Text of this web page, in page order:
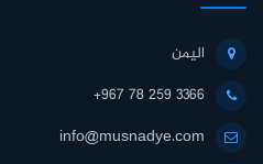
اليمن
+967 78 259 3366
info@musnadye.com